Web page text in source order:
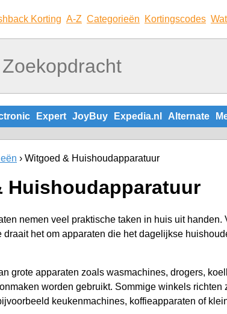
Korting A-Z Categorieën Kortingscodes
Expert JoyBuy Expedia.nl Alternate
Witgoed & Huishoudapparatuur
Huishoudapparatuur
nemen veel praktische taken in huis uit
draait het om apparaten die het dagelijkse
grote apparaten zoals wasmachines, drogers,
worden gebruikt. Sommige winkels
keukenmachines, koffieapparaten of